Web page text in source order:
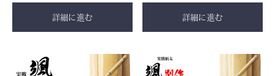
詳細に進む 詳細に進む